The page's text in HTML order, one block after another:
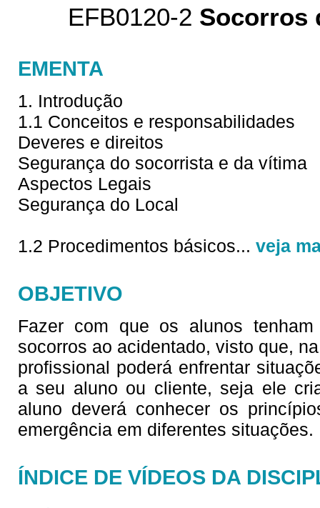
EFB0120-2 Socorros
EMENTA
1. Introdução
1.1 Conceitos e responsabilidades
Deveres e direitos
Segurança do socorrista e da vítima
Aspectos Legais
Segurança do Local
1.2 Procedimentos básicos... veja
OBJETIVO
Fazer com que os alunos
socorros ao acidentado, visto que,
profissional poderá enfrentar
a seu aluno ou cliente, seja ele
aluno deverá conhecer os
emergência em diferentes situações.
ÍNDICE DE VÍDEOS DA